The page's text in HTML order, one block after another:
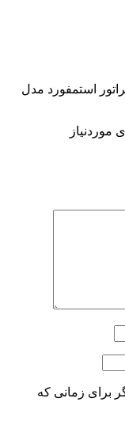
استمفورد مدل
برای زمانی که